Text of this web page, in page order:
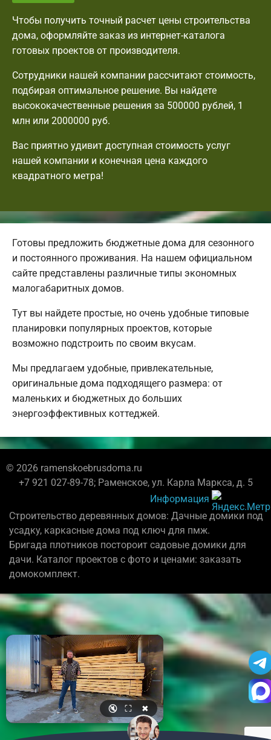
Чтобы получить точный расчет цены строительства
дома, оформляйте заказ из интернет-каталога
готовых проектов от производителя.
Сотрудники нашей компании рассчитают стоимость,
подбирая оптимальное решение. Вы найдете
высококачественные решения за 500000 рублей, 1
млн или 2000000 руб.
Вас приятно удивит доступная стоимость услуг
нашей компании и конечная цена каждого
квадратного метра!
Готовы предложить бюджетные дома для сезонного
и постоянного проживания. На нашем официальном
сайте представлены различные типы экономных
малогабаритных домов.
Тут вы найдете простые, но очень удобные типовые
планировки популярных проектов, которые
возможно подстроить по своим вкусам.
Мы предлагаем удобные, привлекательные,
оригинальные дома подходящего размера: от
маленьких и бюджетных до больших
энергоэффективных коттеджей.
© 2026 ramenskoebrusdoma.ru
+7 921 027-89-78; Раменское, ул. Карла Маркса, д. 5
Информация
Строительство деревянных домов: Дачные домики под
усадку, каркасные дома под ключ для пмж.
Бригада плотников постороит садовые домики для
дачи. Каталог проектов с фото и ценами: заказать
домокомплект.
🔇 ⛶ ✖